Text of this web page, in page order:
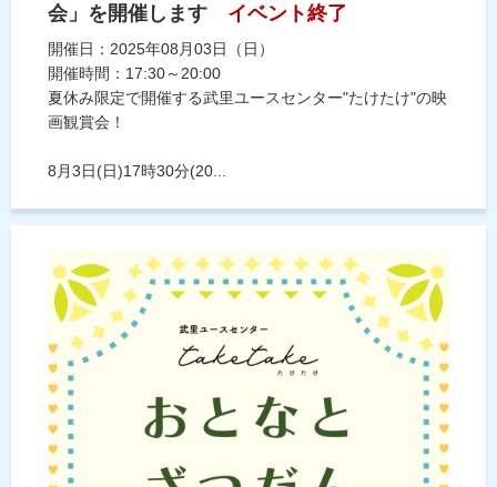
会」を開催します
イベント終了
開催日：2025年08月03日（日）
開催時間：17:30～20:00
夏休み限定で開催する武里ユースセンター"たけたけ"の映
画観賞会！
8月3日(日)17時30分(20...